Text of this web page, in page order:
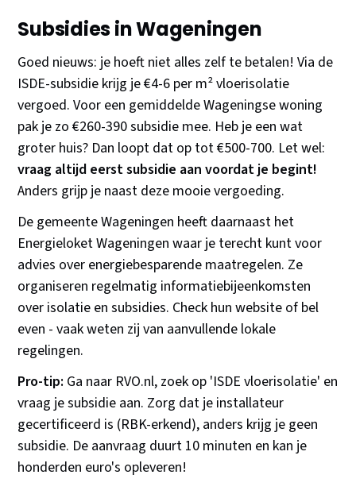
Subsidies in Wageningen
Goed nieuws: je hoeft niet alles zelf te betalen! Via de
ISDE-subsidie krijg je €4-6 per m² vloerisolatie
vergoed. Voor een gemiddelde Wageningse woning
pak je zo €260-390 subsidie mee. Heb je een wat
groter huis? Dan loopt dat op tot €500-700. Let wel:
vraag altijd eerst subsidie aan voordat je begint!
Anders grijp je naast deze mooie vergoeding.
De gemeente Wageningen heeft daarnaast het
Energieloket Wageningen waar je terecht kunt voor
advies over energiebesparende maatregelen. Ze
organiseren regelmatig informatiebijeenkomsten
over isolatie en subsidies. Check hun website of bel
even - vaak weten zij van aanvullende lokale
regelingen.
Pro-tip: Ga naar RVO.nl, zoek op 'ISDE vloerisolatie' en
vraag je subsidie aan. Zorg dat je installateur
gecertificeerd is (RBK-erkend), anders krijg je geen
subsidie. De aanvraag duurt 10 minuten en kan je
honderden euro's opleveren!